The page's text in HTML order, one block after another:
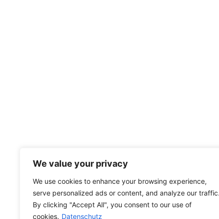
We value your privacy
We use cookies to enhance your browsing experience,
serve personalized ads or content, and analyze our
By clicking "Accept All", you consent to our use of
cookies. Datenschutz